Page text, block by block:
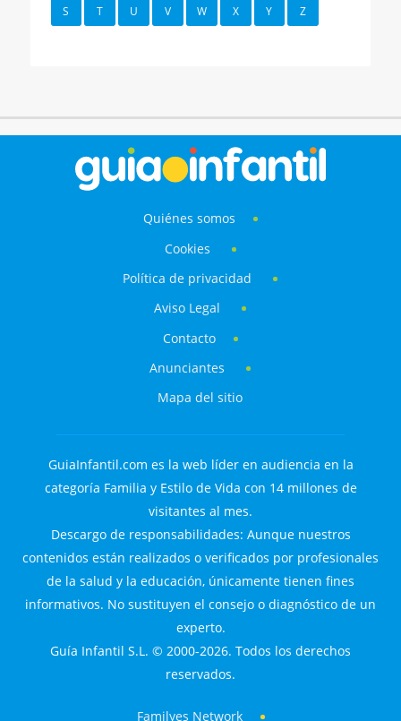
S T U V W X Y Z
Quiénes somos
Cookies
Política de privacidad
Aviso Legal
Contacto
Anunciantes
Mapa del sitio
GuiaInfantil.com es la web líder en audiencia en la
categoría Familia y Estilo de Vida con 14 millones de
visitantes al mes.
Descargo de responsabilidades: Aunque nuestros
contenidos están realizados o verificados por profesionales
de la salud y la educación, únicamente tienen fines
informativos. No sustituyen el consejo o diagnóstico de un
experto.
Guía Infantil S.L. © 2000-2026. Todos los derechos
reservados.
Familyes Network